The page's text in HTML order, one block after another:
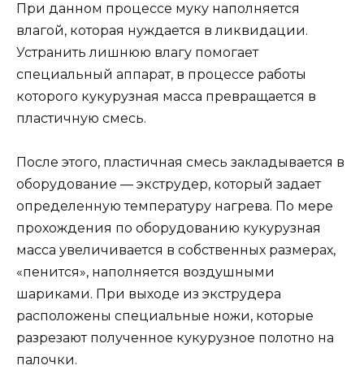
При данном процессе муку наполняется
влагой, которая нуждается в ликвидации.
Устранить лишнюю влагу помогает
специальный аппарат, в процессе работы
которого кукурузная масса превращается в
пластичную смесь.
После этого, пластичная смесь закладывается в
оборудование — экструдер, который задает
определенную температуру нагрева. По мере
прохождения по оборудованию кукурузная
масса увеличивается в собственных размерах,
«пенится», наполняется воздушными
шариками. При выходе из экструдера
расположены специальные ножи, которые
разрезают полученное кукурузное полотно на
палочки.